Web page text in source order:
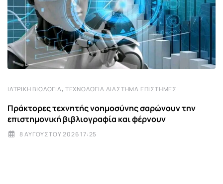
ΙΑΤΡΙΚΉ ΒΙΟΛΟΓΊΑ, ΤΕΧΝΟΛΟΓΊΑ ΔΙΆΣΤΗΜΑ ΕΠΙΣΤΉΜΕΣ
Πράκτορες τεχνητής νοημοσύνης σαρώνουν την
επιστημονική βιβλιογραφία και φέρνουν
8 ΑΥΓΟΎΣΤΟΥ 2026 17:25